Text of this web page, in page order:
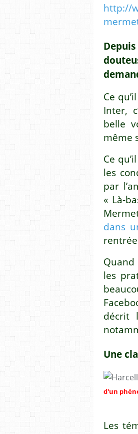
http://
Ce
Inter,
belle
même
Ce
les
par
« Là-
dans
les
décrit
Une
d'un
Les